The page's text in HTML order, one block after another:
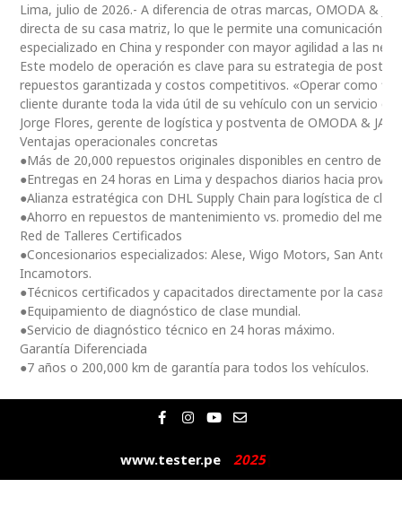
Lima, julio de 2026.- A diferencia de otras marcas, OMODA &
directa de su casa matriz, lo que le permite una comunicación
especializado en China y responder con mayor agilidad a las
Este modelo de operación es clave para su estrategia de
repuestos garantizada y costos competitivos. «Operar como
cliente durante toda la vida útil de su vehículo con un servicio
Jorge Flores, gerente de logística y postventa de OMODA &
Ventajas operacionales concretas
●Más de 20,000 repuestos originales disponibles en centro de
●Entregas en 24 horas en Lima y despachos diarios hacia
●Alianza estratégica con DHL Supply Chain para logística de
●Ahorro en repuestos de mantenimiento vs. promedio del
Red de Talleres Certificados
●Concesionarios especializados: Alese, Wigo Motors, San
Incamotors.
●Técnicos certificados y capacitados directamente por la casa
●Equipamiento de diagnóstico de clase mundial.
●Servicio de diagnóstico técnico en 24 horas máximo.
Garantía Diferenciada
●7 años o 200,000 km de garantía para todos los vehículos.
F
a
e
b
o
I
n
t
a
g
Y
o
t
u
b
E
n
e
l
o
www.tester.pe 2025